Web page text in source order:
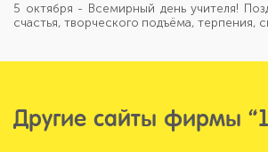
5 октября - Всемирный день учителя!
счастья, творческого подъёма, терпения,
Другие сайты фирмы